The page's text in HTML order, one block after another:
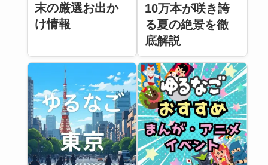
末の厳選お出か
け情報
10万本が咲き誇
る夏の絶景を徹
底解説